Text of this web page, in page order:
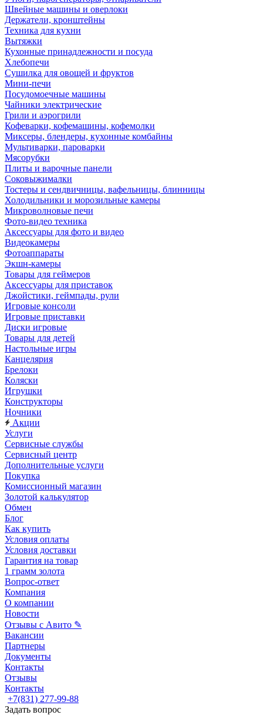
Швейные машины и оверлоки
Держатели, кронштейны
Техника для кухни
Вытяжки
Кухонные принадлежности и посуда
Хлебопечи
Сушилка для овощей и фруктов
Мини-печи
Посудомоечные машины
Чайники электрические
Грили и аэрогрили
Кофеварки, кофемашины, кофемолки
Миксеры, блендеры, кухонные комбайны
Мультиварки, пароварки
Мясорубки
Плиты и варочные панели
Соковыжималки
Тостеры и сендвичницы, вафельницы, блинницы
Холодильники и морозильные камеры
Микроволновые печи
Фото-видео техника
Аксессуары для фото и видео
Видеокамеры
Фотоаппараты
Экшн-камеры
Товары для геймеров
Аксессуары для приставок
Джойстики, геймпады, рули
Игровые консоли
Игровые приставки
Диски игровые
Товары для детей
Настольные игры
Канцелярия
Брелоки
Коляски
Игрушки
Конструкторы
Ночники
Акции
Услуги
Сервисные службы
Сервисный центр
Дополнительные услуги
Покупка
Комиссионный магазин
Золотой калькулятор
Обмен
Блог
Как купить
Условия оплаты
Условия доставки
Гарантия на товар
1 грамм золота
Вопрос-ответ
Компания
О компании
Новости
Отзывы с Авито ✎
Вакансии
Партнеры
Документы
Контакты
Отзывы
Контакты
+7(831) 277-99-88
Задать вопрос